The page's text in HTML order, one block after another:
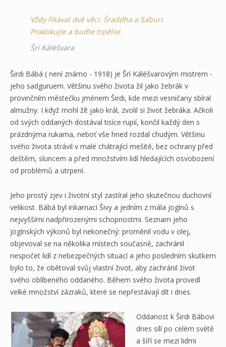
Vždy říkával dvě věci: Šraddha a Saburi.
Praktikujte a buďte trpěliví.
Šrí Káléšvara
Širdi Bábá ( není známo - 1918) je Šrí Káléšvarovým mistrem -
jeho sadguruem. Většinu svého života žil jako žebrák v
provinčním městečku jménem Širdi, kde mezi vesničany sbíral
almužny. I když mohl žít jako král, zvolil si život žebráka. Ačkoli
od svých oddaných dostával tisíce rupií, končil každý den s
prázdnýma rukama, neboť vše hned rozdal chudým. Většinu
svého života strávil v malé chátrající mešitě, bez ochrany před
deštěm, sluncem a před množstvím lidí hledajících osvobození
od problémů a utrpení.
Jeho prostý zjev i životní styl zastíral jeho skutečnou duchovní
velikost. Bábá byl inkarnací Šivy a jedním z mála jogínů s
nejvyššími nadpřirozenými schopnostmi. Seznam jeho
jogínských výkonů byl nekonečný: proměnil vodu v olej,
objevoval se na několika místech současně, zachránil
nespočet lidí z nebezpečných situací a jeho posledním skutkem
bylo to, že obětoval svůj vlastní život, aby zachránil život
svého oblíbeného oddaného. Během svého života provedl
velké množství zázraků, které se nepřestávají dít i dnes.
Oddanost k Širdi Bábovi
dnes sílí po celém světě
a šíří se mezi lidmi